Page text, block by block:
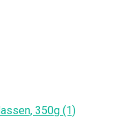
350g (1)